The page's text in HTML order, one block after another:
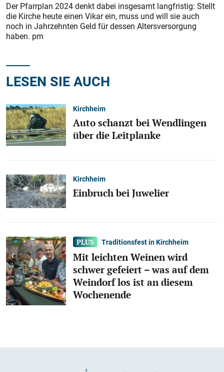
Der Pfarrplan 2024 denkt dabei insgesamt langfristig: Stellt
die Kirche heute einen Vikar ein, muss und will sie auch
noch in Jahrzehnten Geld für dessen Altersversorgung
haben. pm
LESEN SIE AUCH
Kirchheim
Auto schanzt bei Wendlingen
über die Leitplanke
Kirchheim
Einbruch bei Juwelier
Traditionsfest in Kirchheim
Mit leichten Weinen wird
schwer gefeiert – was auf dem
Weindorf los ist an diesem
Wochenende